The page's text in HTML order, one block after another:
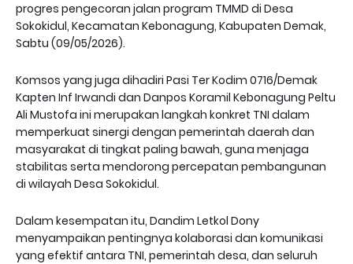
progres pengecoran jalan program TMMD di Desa
Sokokidul, Kecamatan Kebonagung, Kabupaten Demak,
Sabtu (09/05/2026).
Komsos yang juga dihadiri Pasi Ter Kodim 0716/Demak
Kapten Inf Irwandi dan Danpos Koramil Kebonagung Peltu
Ali Mustofa ini merupakan langkah konkret TNI dalam
memperkuat sinergi dengan pemerintah daerah dan
masyarakat di tingkat paling bawah, guna menjaga
stabilitas serta mendorong percepatan pembangunan
di wilayah Desa Sokokidul.
Dalam kesempatan itu, Dandim Letkol Dony
menyampaikan pentingnya kolaborasi dan komunikasi
yang efektif antara TNI, pemerintah desa, dan seluruh